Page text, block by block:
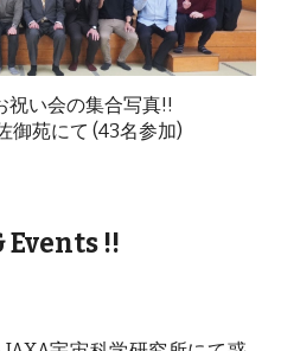
祝い会の集合写真!!
御苑にて (43名参加)
Events !!